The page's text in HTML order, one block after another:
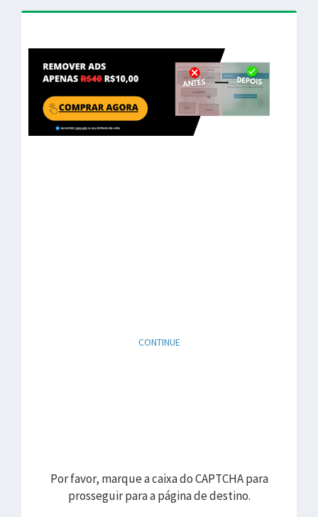
CONTINUE
Por favor, marque a caixa do CAPTCHA para
prosseguir para a página de destino.